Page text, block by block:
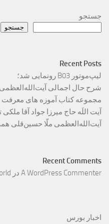
جستجو
جستجو
Recent Posts
لیپ‌موتور B03 رونمایی شد؛
شرح حال اجمالی
مجموعه کتاب آموزه های معرفت
آیت اللَه حاج میرزا جواد آقا ملکی
آیت‌الله‌العظمی ملّا حسین‌قلی
Recent Comments
A WordPress Commenter در
اخبار بورس